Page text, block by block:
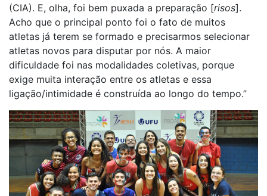
(CIA). E, olha, foi bem puxada a preparação [risos].
Acho que o principal ponto foi o fato de muitos
atletas já terem se formado e precisarmos selecionar
atletas novos para disputar por nós. A maior
dificuldade foi nas modalidades coletivas, porque
exige muita interação entre os atletas e essa
ligação/intimidade é construída ao longo do tempo.”